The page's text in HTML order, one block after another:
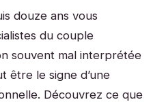
douze ans vous
du couple
souvent mal interprétée
être le signe d’une
Découvrez ce que